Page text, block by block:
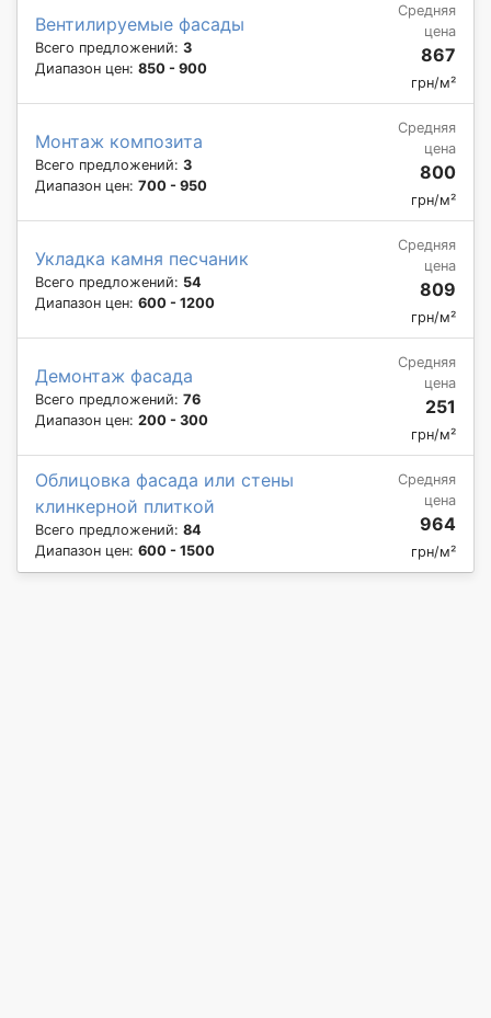
Вентилируемые фасады
Всего предложений: 3
Диапазон цен: 850 - 900
Средняя
цена
867
грн/м²
Монтаж композита
Всего предложений: 3
Диапазон цен: 700 - 950
Средняя
цена
800
грн/м²
Укладка камня песчаник
Всего предложений: 54
Диапазон цен: 600 - 1200
Средняя
цена
809
грн/м²
Демонтаж фасада
Всего предложений: 76
Диапазон цен: 200 - 300
Средняя
цена
251
грн/м²
Облицовка фасада или стены
клинкерной плиткой
Всего предложений: 84
Диапазон цен: 600 - 1500
Средняя
цена
964
грн/м²